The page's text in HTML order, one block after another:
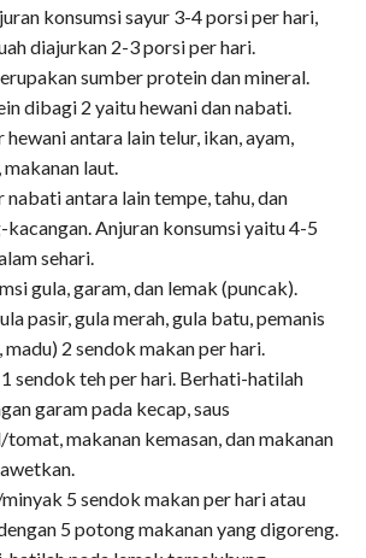
konsumsi sayur 3-4 porsi per hari,
diajurkan 2-3 porsi per hari.
sumber protein dan mineral.
dibagi 2 yaitu hewani dan nabati.
hewani antara lain telur, ikan, ayam,
makanan laut.
nabati antara lain tempe, tahu, dan
kacangan. Anjuran konsumsi yaitu 4-5
sehari.
gula, garam, dan lemak (puncak).
pasir, gula merah, gula batu, pemanis
madu) 2 sendok makan per hari.
sendok teh per hari. Berhati-hatilah
garam pada kecap, saus
makanan kemasan, dan makanan
5 sendok makan per hari atau
5 potong makanan yang digoreng.